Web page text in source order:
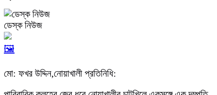
ডেস্ক নিউজ
🖼️
মো: ফখর উদ্দিন,নোয়াখালী প্রতিনিধি: